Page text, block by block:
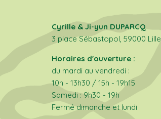
Cyrille & Ji-yun DUPARCQ
3 place Sébastopol, 59000 Lille
Horaires d'ouverture :
du mardi au vendredi :
10h - 13h30 / 15h - 19h15
Samedi : 9h30 - 19h
Fermé dimanche et lundi